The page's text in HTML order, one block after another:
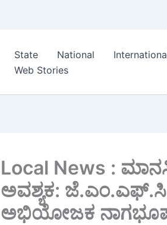
State National
Web Stories
Local News :
ಅವಶ್ಯಕ:
ಅಭಿಯೋಜಕ